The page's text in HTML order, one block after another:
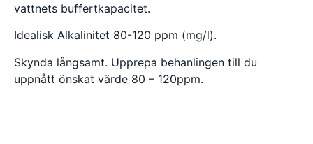
vattnets buffertkapacitet.
Idealisk Alkalinitet 80-120 ppm (mg/l).
Skynda långsamt. Upprepa behanlingen till du
uppnått önskat värde 80 – 120ppm.